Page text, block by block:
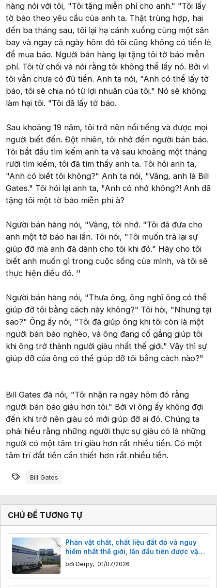
hàng nói với tôi, "Tôi tặng miễn phí cho anh." "Tôi lấy
tờ báo theo yêu cầu của anh ta. Thật trùng hợp, hai
đến ba tháng sau, tôi lại hạ cánh xuống cùng một sân
bay và ngay cả ngày hôm đó tôi cũng không có tiền lẻ
để mua báo. Người bán hàng lại tặng tôi tờ báo miễn
phí. Tôi từ chối và nói rằng tôi không thể lấy nó. Bởi vì
tôi vẫn chưa có đủ tiền. Anh ta nói, "Anh có thể lấy tờ
báo, tôi sẽ chia nó từ lợi nhuận của tôi." Nó sẽ không
làm hại tôi. "Tôi đã lấy tờ báo.
Sau khoảng 19 năm, tôi trở nên nổi tiếng và được mọi
người biết đến. Đột nhiên, tôi nhớ đến người bán báo.
Tôi bắt đầu tìm kiếm anh ta và sau khoảng một tháng
rưỡi tìm kiếm, tôi đã tìm thấy anh ta. Tôi hỏi anh ta,
"Anh có biết tôi không?" Anh ta nói, "Vâng, anh là Bill
Gates." Tôi hỏi lại anh ta, "Anh có nhớ không?! Anh đã
tặng tôi một tờ báo miễn phí à?
Người bán hàng nói, "Vâng, tôi nhớ. "Tôi đã đưa cho
anh một tờ báo hai lần. Tôi nói, "Tôi muốn trả lại sự
giúp đỡ mà anh đã dành cho tôi khi đó." Hãy cho tôi
biết anh muốn gì trong cuộc sống của mình, và tôi sẽ
thực hiện điều đó. ''
Người bán hàng nói, "Thưa ông, ông nghĩ ông có thể
giúp đỡ tôi bằng cách này không?" Tôi hỏi, "Nhưng tại
sao?" Ông ấy nói, "Tôi đã giúp ông khi tôi còn là một
người bán báo nghèo, và ông đang cố gắng giúp tôi
khi ông trở thành người giàu nhất thế giới." Vậy thì sự
giúp đỡ của ông có thể giúp đỡ tôi bằng cách nào?"
Bill Gates đã nói, "Tôi nhận ra ngày hôm đó rằng
người bán báo giàu hơn tôi." Bởi vì ông ấy không đợi
đến khi trở nên giàu có mới giúp đỡ ai đó. Chúng ta
phải hiểu rằng những người thực sự giàu có là những
người có một tâm trí giàu hơn rất nhiều tiền. Có một
tâm trí đắt tiền cần thiết hơn rất nhiều tiền.
Từ khóa
Bill Gates
CHỦ ĐỀ TƯƠNG TỰ
Phản vật chất, chất liệu đắt đỏ và nguy
hiểm nhất thế giới, lần đầu tiên được vận
chuyển bằng xe tải
bởi Derpy, 01/07/2026